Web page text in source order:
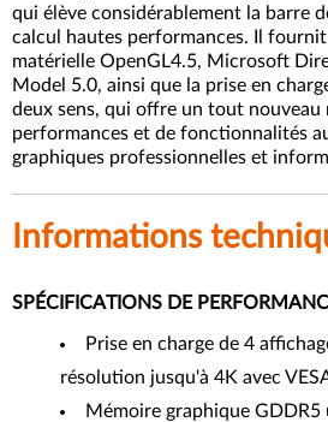
qui élève considérablement la barre
calcul hautes performances. Il
matérielle OpenGL4.5, Microsoft
Model 5.0, ainsi que la prise en
deux sens, qui offre un tout nouveau
performances et de fonctionnalités
graphiques professionnelles et
Informations
SPÉCIFICATIONS DE
Prise en charge de 4
résolution jusqu'à 4K avec
Mémoire graphique